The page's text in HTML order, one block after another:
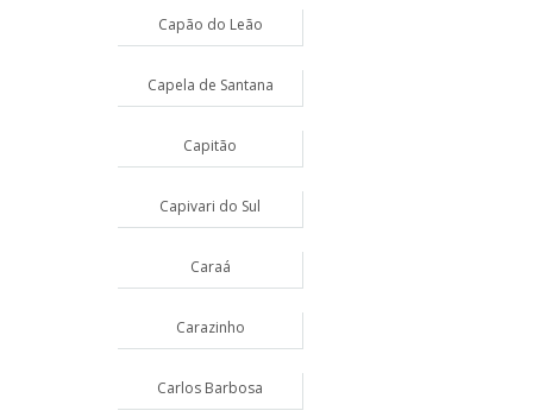
Capão do Leão
Capela de Santana
Capitão
Capivari do Sul
Caraá
Carazinho
Carlos Barbosa